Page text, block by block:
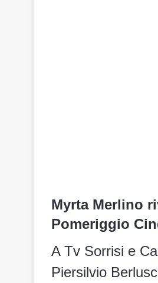
Myrta Merlino
Pomeriggio
A Tv Sorrisi e
Piersilvio